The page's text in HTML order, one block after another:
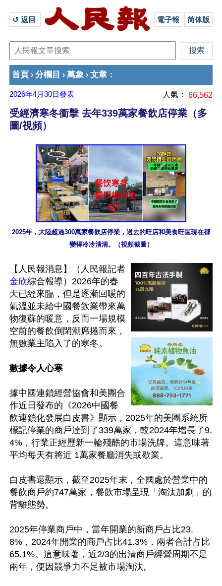
↺ 返回 電子報 简体版
首頁 › 分欄目 › 萬象 › 文章 ：
2026年4月30日發表 人氣： 66,562
受經濟寒冬衝擊 去年339萬家餐飲店停業（多
圖/視頻）
2025年，大陸超過300萬家餐飲店停業，過去的旺店和美食旺區現在都
變得冷冷清清。（視頻截圖）
【人民報消息】（人民報記者
金欣綜合報導）2026年的春
天已經來臨，但是逐漸回暖的
氣溫並未給中國餐飲業帶來萬
物復蘇的暖意，反而一場規模
空前的餐飲倒閉潮席捲而來，
無數業主陷入了的寒冬。
數據令人心寒
據中國連鎖經營協會和美團合
作近日發布的《2026中國餐
飲連鎖化發展白皮書》顯示，2025年的美團系統所
標記停業的商戶達到了339萬家，較2024年增長了9.
4%，行業正經歷新一輪殘酷的市場洗牌。這意味著
平均每天有將近 1萬家餐廳消失或歇業。
白皮書還顯示，截至2025年末，全國處於營業中的
餐飲商戶約747萬家，餐飲市場呈現「淘汰加劇」的
背離態勢。
2025年停業商戶中，當年開業的新商戶占比23.
8%，2024年開業的商戶占比41.3%，兩者合計占比
65.1%。這意味著，近2/3的出清商戶經營周期不足
兩年，便因競爭力不足被市場淘汰。